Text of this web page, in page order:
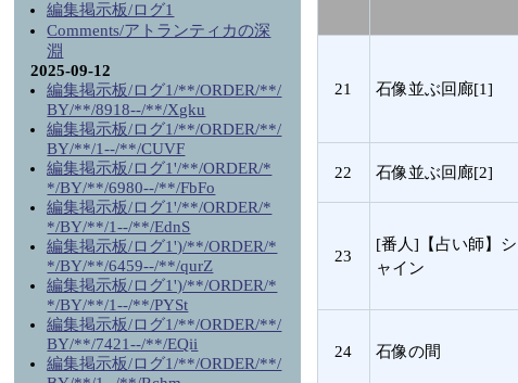
21 石像並ぶ回廊[1]
22 石像並ぶ回廊[2]
23
[番人]【占い師】シ
ャイン
24 石像の間
編集掲示板/ログ1
Comments/アトランティカの深
淵
2025-09-12
編集掲示板/ログ1/**/ORDER/**/
BY/**/8918--/**/Xgku
編集掲示板/ログ1/**/ORDER/**/
BY/**/1--/**/CUVF
編集掲示板/ログ1'/**/ORDER/*
*/BY/**/6980--/**/FbFo
編集掲示板/ログ1'/**/ORDER/*
*/BY/**/1--/**/EdnS
編集掲示板/ログ1')/**/ORDER/*
*/BY/**/6459--/**/qurZ
編集掲示板/ログ1')/**/ORDER/*
*/BY/**/1--/**/PYSt
編集掲示板/ログ1/**/ORDER/**/
BY/**/7421--/**/EQii
編集掲示板/ログ1/**/ORDER/**/